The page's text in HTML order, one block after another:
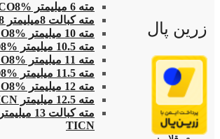
مته 6 میلیمتر HSSCO8%
مته کبالت 8میلیمتر 8%HSSCO
مته 10 میلیمتر HSSCO8%
مته 10.5 میلیمتر HSSCO8%
مته 11 میلیمتر HSSCO8%
مته 11.5 میلیمتر HSSCO8%
مته 12 میلیمتر HSSCO8%
مته 12.5 میلیمتر HSSCO8% TICN
TICN
زرین پال